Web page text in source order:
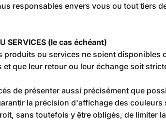
responsables envers vous ou tout tiers
SERVICES (le cas échéant)
produits ou services ne soient
que leur retour ou leur échange soit
de présenter aussi précisément que
la précision d'affichage des
sans toutefois y être obligés, de limiter